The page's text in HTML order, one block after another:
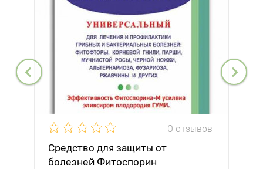
0 отзывов
Средство для защиты от
болезней Фитоспорин